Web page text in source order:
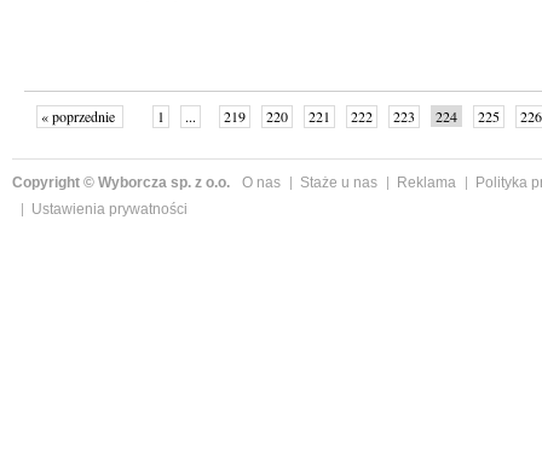
« poprzednie 1 ... 219 220 221 222 223 224 225
226
Copyright © Wyborcza sp. z o.o. O nas Staże u nas Reklama
Polityka
Ustawienia prywatności